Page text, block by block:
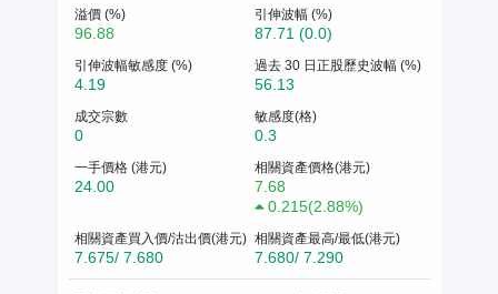
溢價 (%)
96.88
引伸波幅 (%)
87.71 (0.0)
引伸波幅敏感度 (%)
4.19
過去 30 日正股歷史波幅 (%)
56.13
成交宗數
0
敏感度(格)
0.3
一手價格 (港元)
24.00
相關資產價格(港元)
7.68
0.215(2.88%)
相關資產買入價/沽出價(港元)
7.675/ 7.680
相關資產最高/最低(港元)
7.680/ 7.290